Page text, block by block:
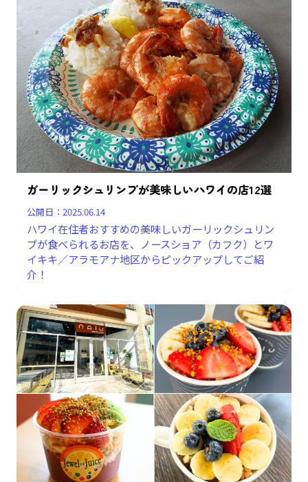
ガーリックシュリンプが美味しいハワイの店12選
公開日：2025.06.14
ハワイ在住者おすすめの美味しいガーリックシュリン
プが食べられるお店を、ノースショア（カフク）とワ
イキキ／アラモアナ地区からピックアップしてご紹
介！